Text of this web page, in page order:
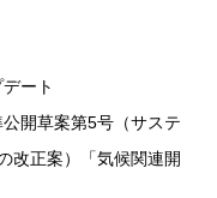
ート
開草案第5号（サステ
改正案）「気候関連開